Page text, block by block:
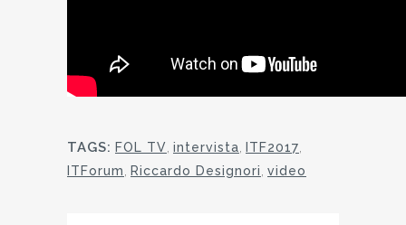
TAGS: FOL TV intervista ITF2017
ITForum
Riccardo Designori video